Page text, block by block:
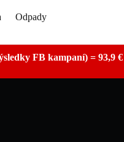
Odpady
FB kampaní) = 93,9